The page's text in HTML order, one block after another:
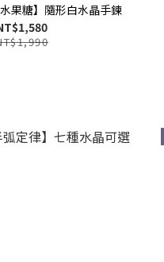
果糖】隨形白水晶手鍊